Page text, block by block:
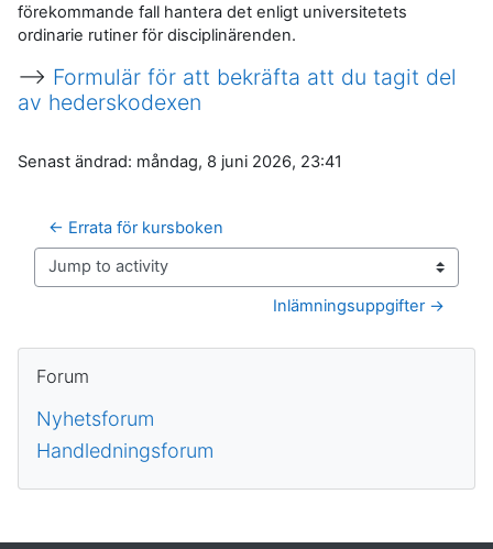
förekommande fall hantera det enligt universitetets
ordinarie rutiner för disciplinärenden.
--> Formulär för att bekräfta att du tagit del
av hederskodexen
Senast ändrad: måndag, 8 juni 2026, 23:41
← Errata för kursboken
Jump to activity
Inlämningsuppgifter →
Block
Forum
Nyhetsforum
Handledningsforum
Kompletterande block